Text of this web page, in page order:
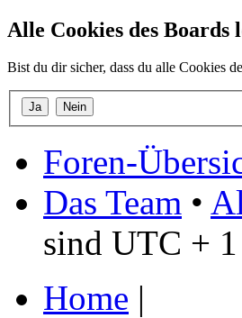
Alle Cookies des Boards
Bist du dir sicher, dass du alle Cookies
Foren-
Das Team •
sind UTC +
Home |